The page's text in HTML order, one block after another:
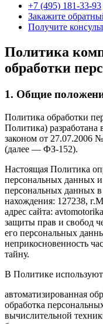
+7 (495) 181-33-93
Закажите
Получите
Политика
обработки
1. Общие
Политика обработки
Политика) разработана
законом от 27.07.2006
(далее — ФЗ-152).
Настоящая Политика
персональных данных
персональных данных
нахождения: 127238,
адрес сайта:
защиты прав и свобод
его персональных
неприкосновенность
тайну.
В Политике
автоматизированная
обработка
вычислительной